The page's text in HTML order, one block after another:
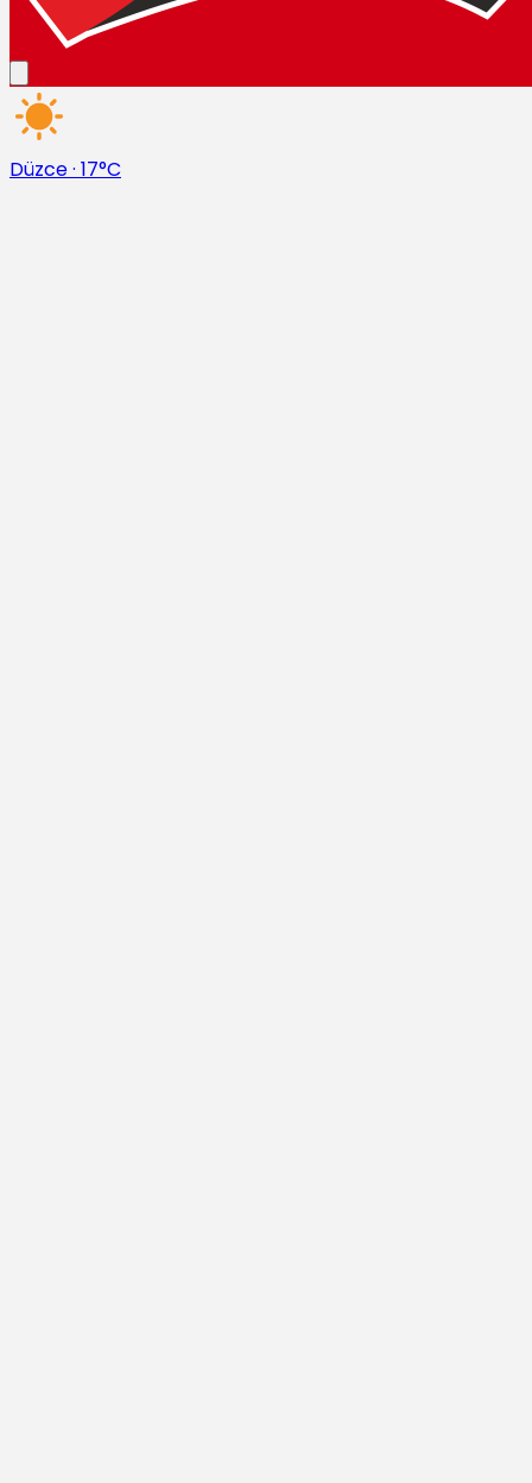
Düzce· 17°C